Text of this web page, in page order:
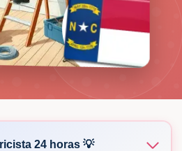
24 horas 💡